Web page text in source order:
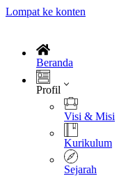
Lompat ke konten
Beranda
Profil
Visi & Misi
Kurikulum
Sejarah